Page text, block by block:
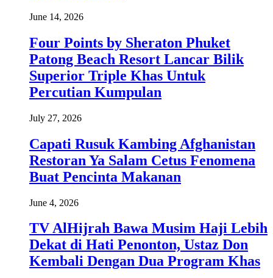
June 14, 2026
Four Points by Sheraton Phuket
Patong Beach Resort Lancar Bilik
Superior Triple Khas Untuk
Percutian Kumpulan
July 27, 2026
Capati Rusuk Kambing Afghanistan
Restoran Ya Salam Cetus Fenomena
Buat Pencinta Makanan
June 4, 2026
TV AlHijrah Bawa Musim Haji Lebih
Dekat di Hati Penonton, Ustaz Don
Kembali Dengan Dua Program Khas